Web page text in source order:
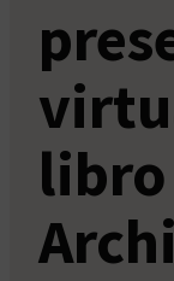
libro